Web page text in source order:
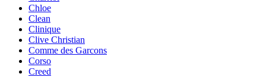
Chloe
Clean
Clinique
Clive Christian
Comme des Garcons
Corso
Creed